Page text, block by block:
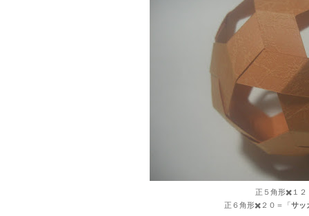
正５角形✖️１
正６角形✖️２０＝「サッ